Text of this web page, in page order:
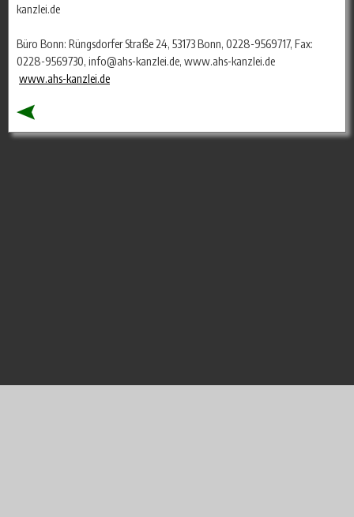
kanzlei.de
Büro Bonn: Rüngsdorfer Straße 24, 53173 Bonn, 0228-9569717, Fax:
0228-9569730, info@ahs-kanzlei.de, www.ahs-kanzlei.de
www.ahs-kanzlei.de